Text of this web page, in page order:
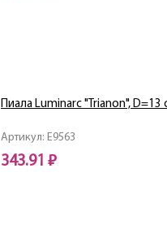
Артикул: E9563
Пиала Luminarc "Trianon", D=13
343.91 ₽